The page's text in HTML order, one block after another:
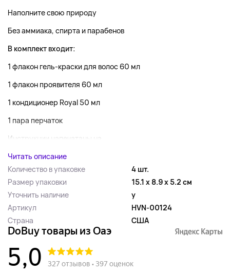
Наполните свою природу
Без аммиака, спирта и парабенов
В комплект входит:
1 флакон гель-краски для волос 60 мл
1 флакон проявителя 60 мл
1 кондиционер Royal 50 мл
1 пара перчаток
Инструкции напечатаны на...
Читать описание
Количество в упаковке
4 шт.
Размер упаковки
15.1 x 8.9 x 5.2 см
Уточнить наличие
y
Артикул
HVN-00124
Страна
США